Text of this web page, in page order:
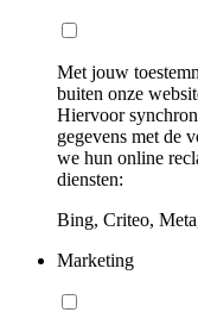
Met jouw
buiten onze
Hiervoor
gegevens met de
we hun online
diensten:
Bing, Criteo,
Marketing